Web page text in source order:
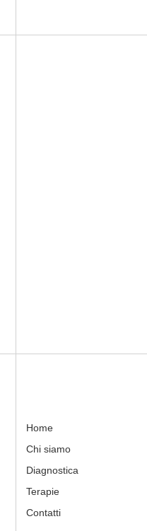
Home
Chi siamo
Diagnostica
Terapie
Contatti